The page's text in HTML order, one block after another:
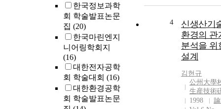
한국정보과학
회 학술발표논문
집 (20)
한국마린엔지
니어링학회지
(16)
대한전자공학
회 학술대회 (16)
대한환경공학
회 학술발표논문
of the human
of the world
in 1948 and
international
on the
1966. The
world human
the freedom
the social
gene was Tth
Thermus
HB8 in 1991.
a new
ligase gene of
caldophilus
the method of
degenerate
DLT were
4
신생산기
환경의 관
분석을 위
설계
김현규
公州大學
生産技術
1998